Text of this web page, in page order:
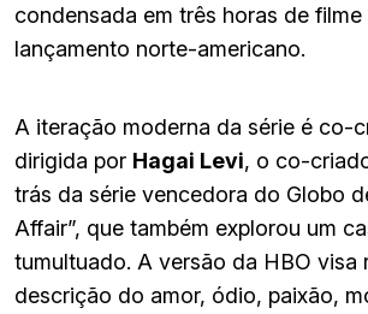
condensada em três horas de filme
lançamento norte-americano.
A iteração moderna da série é co-
dirigida por Hagai Levi, o co-
trás da série vencedora do Globo
Affair”, que também explorou um
tumultuado. A versão da HBO visa
descrição do amor, ódio, paixão,